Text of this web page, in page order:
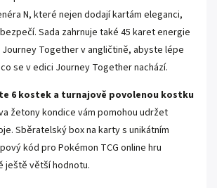
N, které nejen dodají kartám eleganci,
Sada zahrnuje také 45 karet energie
Together v angličtině, abyste lépe
se v edici Journey Together nachází.
6 kostek a turnajově povolenou kostku
žetony kondice vám pomohou udržet
Sběratelský box na karty s unikátním
kód pro Pokémon TCG online hru
ještě větší hodnotu.